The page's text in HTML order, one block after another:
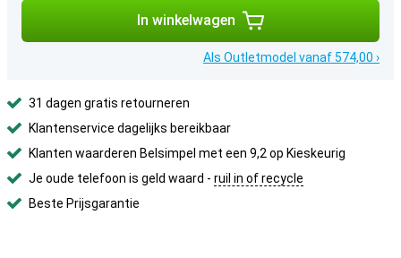
In winkelwagen
Als Outletmodel vanaf 574,00 ›
31 dagen gratis retourneren
Klantenservice dagelijks bereikbaar
Klanten waarderen Belsimpel met een 9,2 op Kieskeurig
Je oude telefoon is geld waard - ruil in of recycle
Beste Prijsgarantie